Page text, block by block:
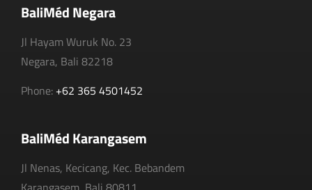
BaliMéd Negara
Jl Hayam Wuruk No. 23
Negara, Bali 82218
Phone: +62 365 4501452
BaliMéd Karangasem
Jl Nenas, Kecicang, Kec. Bebandem